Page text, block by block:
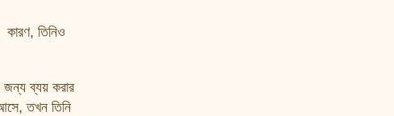
কারণ, তিনিও
জন্য ব্যয় করার
তখন তিনি